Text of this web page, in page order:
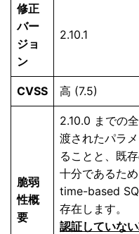
修正
バー
ジョ
ン
2.10.1
CVSS 高 (7.5)
脆弱
性概
要
2.10.0 までの
渡されたパラ
ることと、既
十分であるた
time-based
存在します。
認証していな